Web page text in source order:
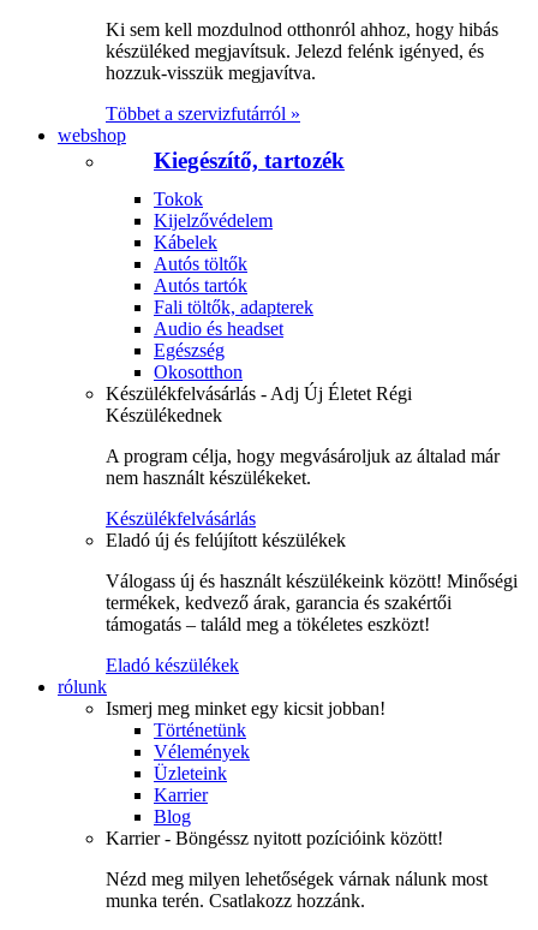
Ki sem kell mozdulnod otthonról ahhoz, hogy hibás
készüléked megjavítsuk. Jelezd felénk igényed, és
hozzuk-visszük megjavítva.
Többet a szervizfutárról »
webshop
Kiegészítő, tartozék
Tokok
Kijelzővédelem
Kábelek
Autós töltők
Autós tartók
Fali töltők, adapterek
Audio és headset
Egészség
Okosotthon
Készülékfelvásárlás - Adj Új Életet Régi
Készülékednek
A program célja, hogy megvásároljuk az általad már
nem használt készülékeket.
Készülékfelvásárlás
Eladó új és felújított készülékek
Válogass új és használt készülékeink között! Minőségi
termékek, kedvező árak, garancia és szakértői
támogatás – találd meg a tökéletes eszközt!
Eladó készülékek
rólunk
Ismerj meg minket egy kicsit jobban!
Történetünk
Vélemények
Üzleteink
Karrier
Blog
Karrier - Böngéssz nyitott pozícióink között!
Nézd meg milyen lehetőségek várnak nálunk most
munka terén. Csatlakozz hozzánk.